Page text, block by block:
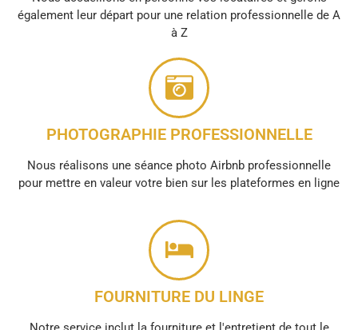
également leur départ pour une relation professionnelle de A
à Z
PHOTOGRAPHIE PROFESSIONNELLE
Nous réalisons une séance photo Airbnb professionnelle
pour mettre en valeur votre bien sur les plateformes en ligne
FOURNITURE DU LINGE